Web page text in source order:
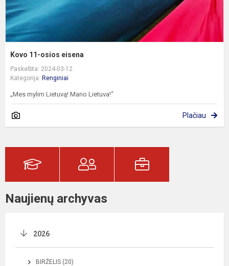
Kovo 11-osios eisena
Paskelbta: 2024-03-12
Kategorija: Renginiai
„Mes mylim Lietuvą! Mano Lietuva!“
Plačiau
Naujienų archyvas
2026
BIRŽELIS (20)